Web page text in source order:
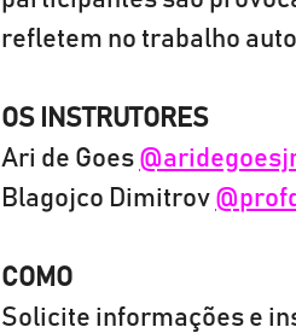
refletem no trabalho
OS INSTRUTORES
Ari de Goes
Blagojco Dimitrov
COMO
Solicite informações e